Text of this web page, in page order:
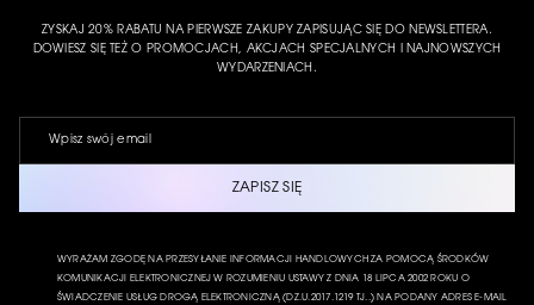
ZYSKAJ 20% RABATU NA PIERWSZE ZAKUPY ZAPISUJĄC SIĘ DO NEWSLETTERA.
DOWIESZ SIĘ TEŻ O PROMOCJACH, AKCJACH SPECJALNYCH I NAJNOWSZYCH
WYDARZENIACH.
ZAPISZ SIĘ
WYRAŻAM ZGODĘ NA PRZESYŁANIE INFORMACJI HANDLOWYCH ZA POMOCĄ ŚRODKÓW
KOMUNIKACJI ELEKTRONICZNEJ W ROZUMIENIU USTAWY Z DNIA 18 LIPCA 2002 ROKU O
ŚWIADCZENIE USŁUG DROGĄ ELEKTRONICZNĄ (DZ.U.2017.1219 TJ..) NA PODANY ADRES E-MAIL